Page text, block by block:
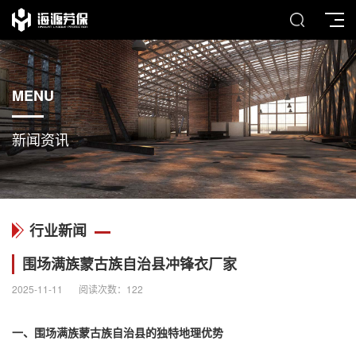
MENU
新闻资讯
行业新闻
围场满族蒙古族自治县冲锋衣厂家
2025-11-11 阅读次数： 122
一、围场满族蒙古族自治县的独特地理优势